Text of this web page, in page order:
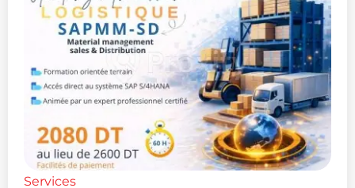
Services